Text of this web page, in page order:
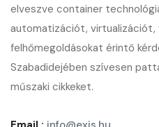
elveszve container
automatizációt, virtualizációt,
felhőmegoldásokat érintő
Szabadidejében szívesen
műszaki cikkeket.